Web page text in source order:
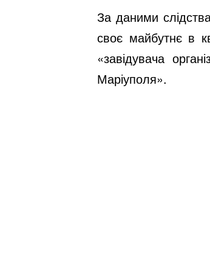
За даними
своє майбутнє в
«завідувача
Маріуполя».